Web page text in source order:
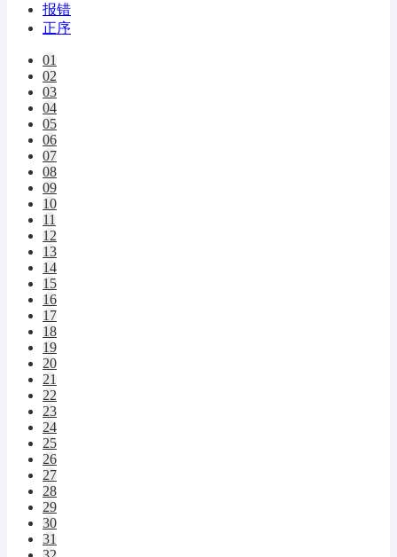
报错
正序
01
02
03
04
05
06
07
08
09
10
11
12
13
14
15
16
17
18
19
20
21
22
23
24
25
26
27
28
29
30
31